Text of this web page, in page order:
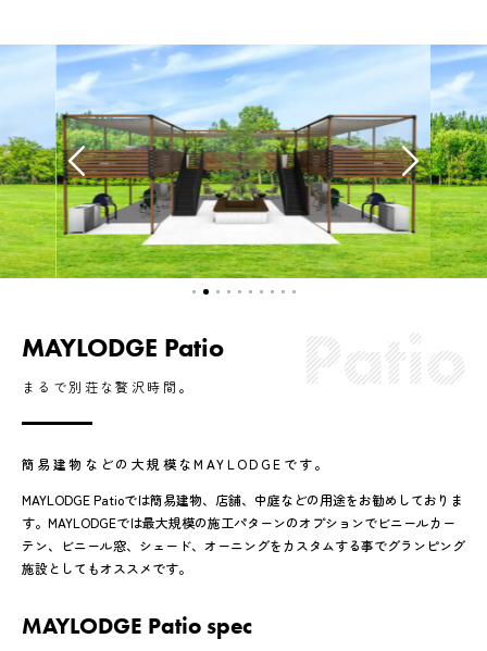
MAYLODGE Patio
まるで別荘な贅沢時間。
簡易建物などの大規模なMAYLODGEです。
MAYLODGE Patioでは簡易建物、店舗、中庭などの用途をお勧めしておりま
す。MAYLODGEでは最大規模の施工パターンのオプションでビニールカー
テン、ビニール窓、シェード、オーニングをカスタムする事でグランピング
施設としてもオススメです。
MAYLODGE Patio spec